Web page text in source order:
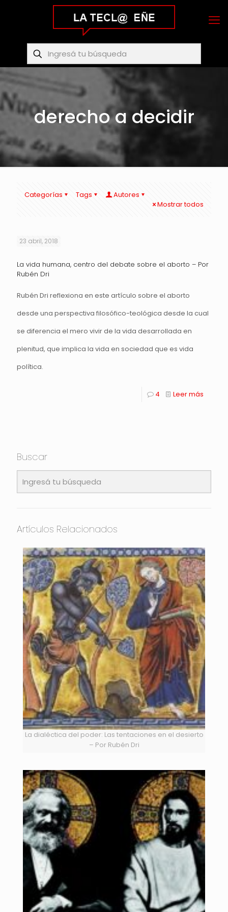
derecho a decidir
Categorías Tags
Autores
Mostrar todos
23 abril, 2018
La vida humana, centro del debate sobre el aborto – Por
Rubén Dri
Rubén Dri reflexiona en este artículo sobre el aborto
desde una perspectiva filosófico-teológica desde la cual
se diferencia el mero vivir de la vida desarrollada en
plenitud, que implica la vida en sociedad que es vida
política.
4 Leer más
Buscar
Artículos Relacionados
La dialéctica del poder: Las tentaciones en el desierto
– Por Rubén Dri